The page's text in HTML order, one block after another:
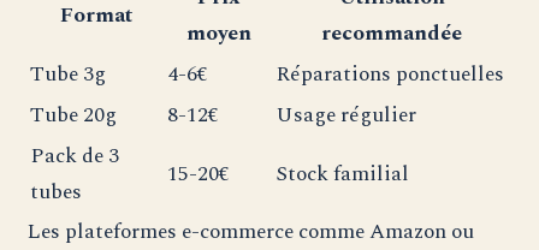
Format
moyen
recommandée
Tube 3g
4-6€
Réparations ponctuelles
Tube 20g
8-12€
Usage régulier
Pack de 3
tubes
15-20€
Stock familial
Les plateformes e-commerce comme Amazon ou